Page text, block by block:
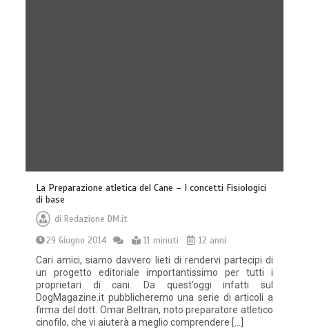
La Preparazione atletica del Cane – I concetti Fisiologici
di base
diRedazione DM.it
29 Giugno 2014
11 minuti
12 anni
Cari amici, siamo davvero lieti di rendervi partecipi di
un progetto editoriale importantissimo per tutti i
proprietari di cani. Da quest’oggi infatti sul
DogMagazine.it pubblicheremo una serie di articoli a
firma del dott. Omar Beltran, noto preparatore atletico
cinofilo, che vi aiuterà a meglio comprendere […]